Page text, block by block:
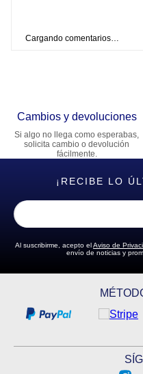
Cargando comentarios…
Cambios y devoluciones
Si algo no llega como esperabas,
solicita cambio o devolución
fácilmente.
¡RECIBE LO
Al suscribirme, acepto elAviso de
envío de noticias y